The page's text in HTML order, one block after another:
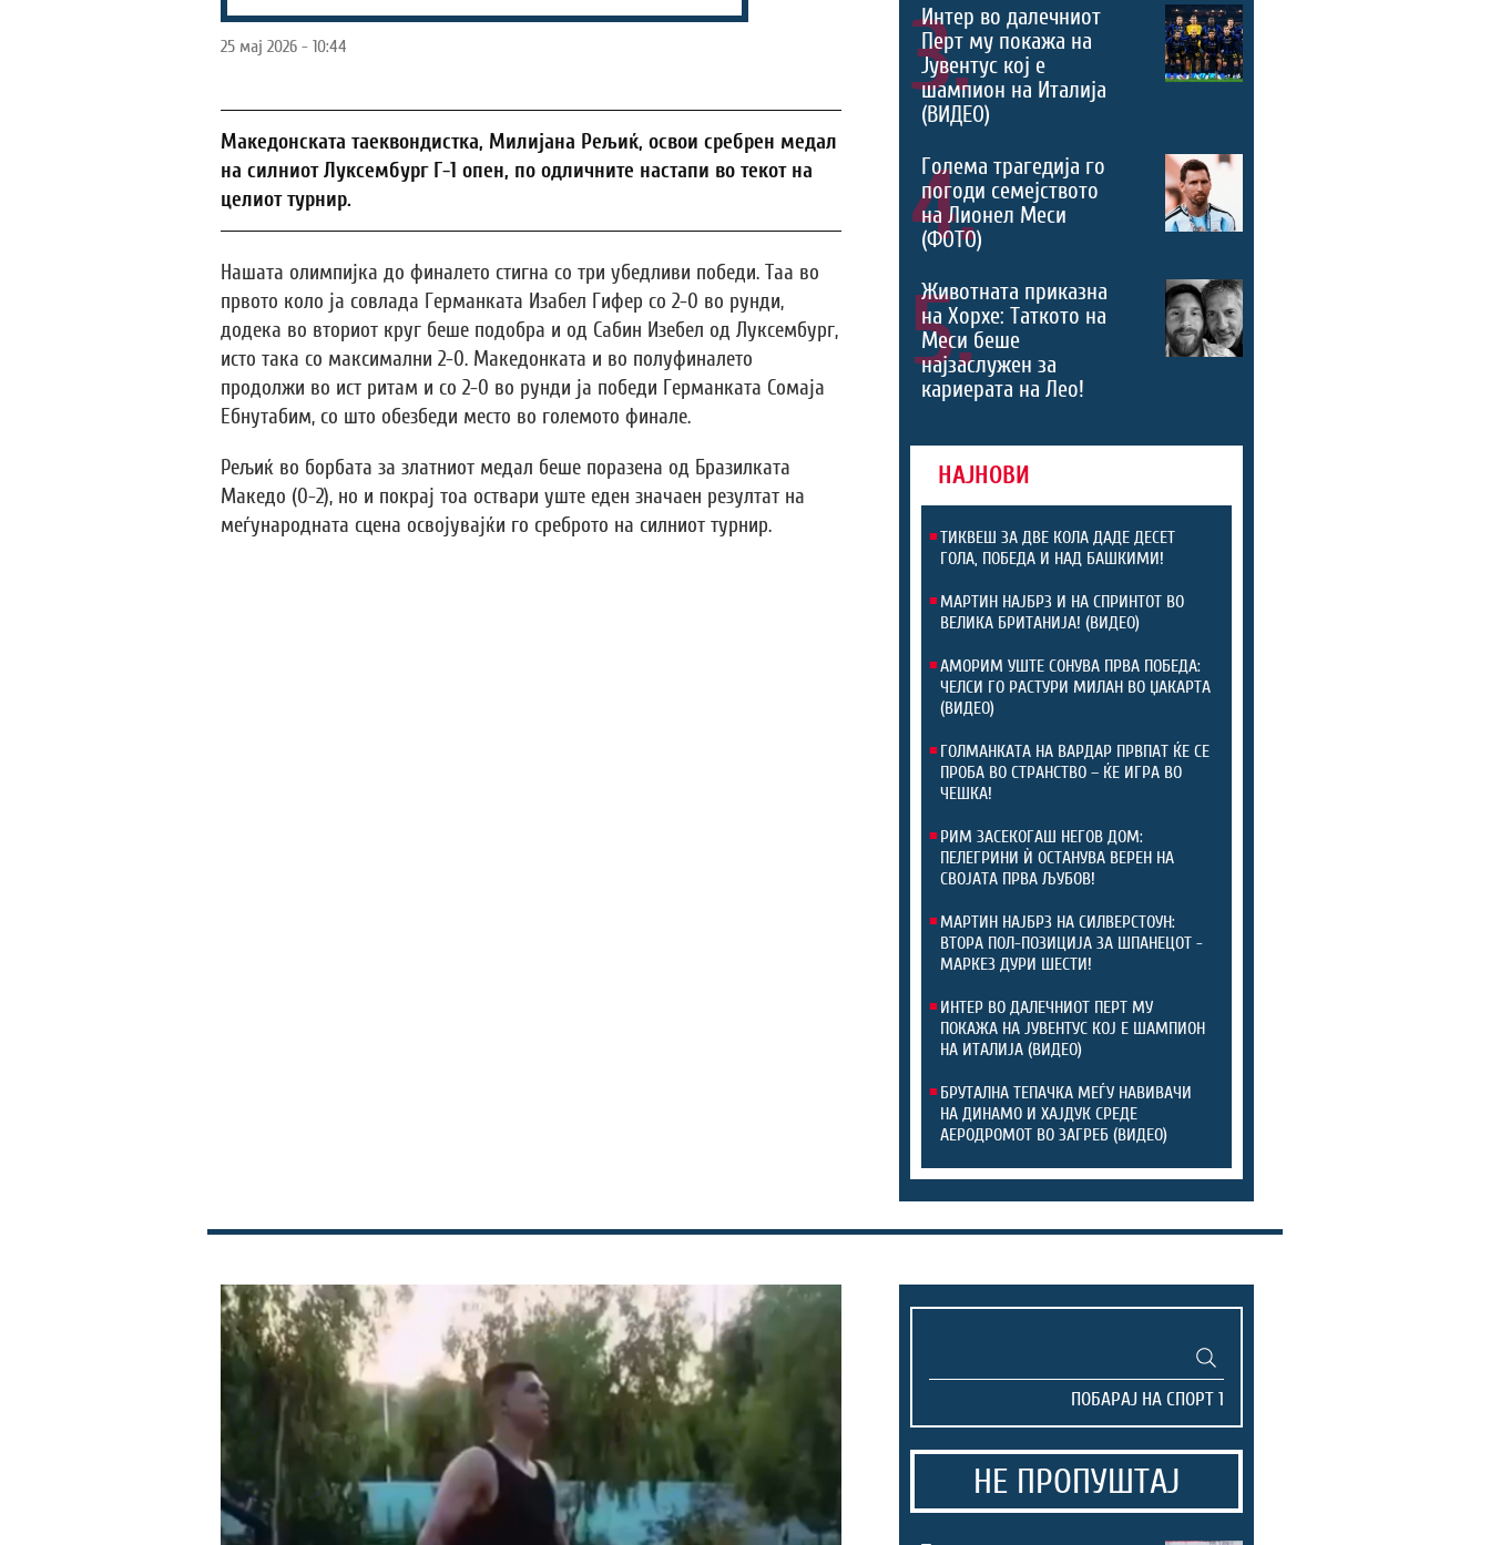
25 мај 2026 - 10:44
Македонската таеквондистка, Милијана Рељиќ, освои сребрен медал
на силниот Луксембург Г-1 опен, по одличните настапи во текот на
целиот турнир.
Нашата олимпијка до финалето стигна со три убедливи победи. Таа во
првото коло ја совлада Германката Изабел Гифер со 2-0 во рунди,
додека во вториот круг беше подобра и од Сабин Изебел од Луксембург,
исто така со максимални 2-0. Македонката и во полуфиналето
продолжи во ист ритам и со 2-0 во рунди ја победи Германката Сомаја
Ебнутабим, со што обезбеди место во големото финале.
Рељиќ во борбата за златниот медал беше поразена од Бразилката
Македо (0-2), но и покрај тоа оствари уште еден значаен резултат на
меѓународната сцена освојувајќи го среброто на силниот турнир.
3.
Интер во далечниот
Перт му покажа на
Јувентус кој е
шампион на Италија
(ВИДЕО)
4.
Голема трагедија го
погоди семејството
на Лионел Меси
(ФОТО)
5.
Животната приказна
на Хорхе: Таткото на
Меси беше
најзаслужен за
кариерата на Лео!
НАЈНОВИ
ТИКВЕШ ЗА ДВЕ КОЛА ДАДЕ ДЕСЕТ
ГОЛА, ПОБЕДА И НАД БАШКИМИ!
МАРТИН НАЈБРЗ И НА СПРИНТОТ ВО
ВЕЛИКА БРИТАНИЈА! (ВИДЕО)
АМОРИМ УШТЕ СОНУВА ПРВА ПОБЕДА:
ЧЕЛСИ ГО РАСТУРИ МИЛАН ВО ЏАКАРТА
(ВИДЕО)
ГОЛМАНКАТА НА ВАРДАР ПРВПАТ ЌЕ СЕ
ПРОБА ВО СТРАНСТВО – ЌЕ ИГРА ВО
ЧЕШКА!
РИМ ЗАСЕКОГАШ НЕГОВ ДОМ:
ПЕЛЕГРИНИ Ѝ ОСТАНУВА ВЕРЕН НА
СВОЈАТА ПРВА ЉУБОВ!
МАРТИН НАЈБРЗ НА СИЛВЕРСТОУН:
ВТОРА ПОЛ-ПОЗИЦИЈА ЗА ШПАНЕЦОТ -
МАРКЕЗ ДУРИ ШЕСТИ!
ИНТЕР ВО ДАЛЕЧНИОТ ПЕРТ МУ
ПОКАЖА НА ЈУВЕНТУС КОЈ Е ШАМПИОН
НА ИТАЛИЈА (ВИДЕО)
БРУТАЛНА ТЕПАЧКА МЕЃУ НАВИВАЧИ
НА ДИНАМО И ХАЈДУК СРЕДЕ
АЕРОДРОМОТ ВО ЗАГРЕБ (ВИДЕО)
НЕ ПРОПУШТАЈ